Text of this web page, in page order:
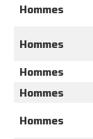
Hommes
Hommes
Hommes
Hommes
Hommes